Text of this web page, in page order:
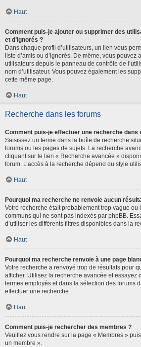
Haut
Comment puis-je ajouter ou supprimer des
et d’ignorés ?
Dans chaque profil d’utilisateurs, un lien vous
liste d’amis ou d’ignorés. De même, vous pouvez
utilisateurs depuis le panneau de contrôle de
nom d’utilisateur. Vous pouvez également les
cette même page.
Haut
Recherche dans les forums
Comment puis-je effectuer une recherche dans
Saisissez un terme dans la boîte de recherche
forums ou les pages de sujets. La recherche
cliquant sur le lien « Recherche avancée »
forum. L’accès à la recherche dépend du style
Haut
Pourquoi ma recherche ne renvoie aucun
Votre recherche était probablement trop vague ou
communs qui ne sont pas indexés par phpBB.
d’utiliser les différents filtres disponibles dans la
Haut
Pourquoi ma recherche renvoie à une page
Votre recherche a renvoyé trop de résultats pour
afficher. Utilisez la recherche avancée et essayez
termes employés et dans la sélection des forums
effectuer une recherche.
Haut
Comment puis-je rechercher des membres ?
Veuillez vous rendre sur la page « Membres »
un membre ».